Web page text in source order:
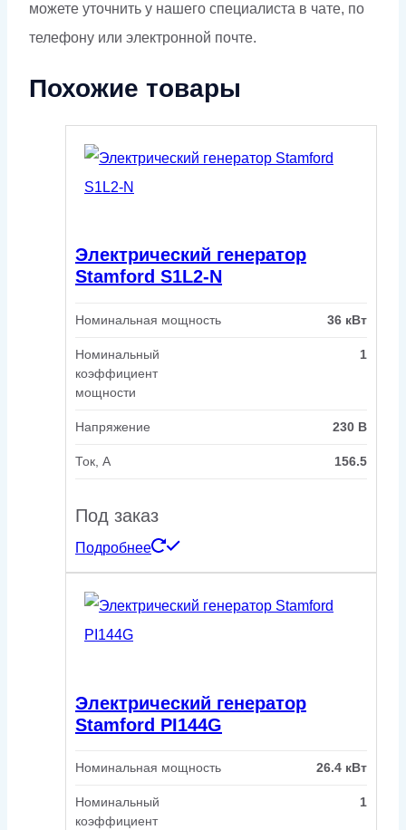
можете уточнить у нашего специалиста в чате, по
телефону или электронной почте.
Похожие товары
Электрический генератор
Stamford S1L2-N
Номинальная мощность 36 кВт
Номинальный
коэффициент
мощности
1
Напряжение 230 В
Ток, А 156.5
Под заказ
Подробнее
Электрический генератор
Stamford PI144G
Номинальная мощность 26.4 кВт
Номинальный
коэффициент
1